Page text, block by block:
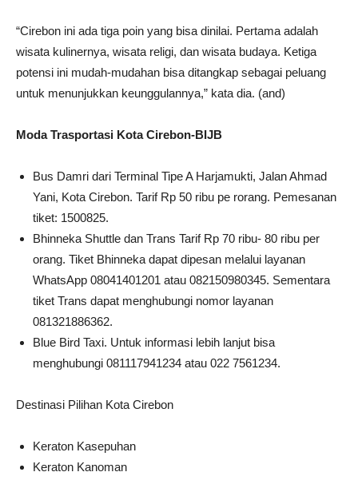
“Cirebon ini ada tiga poin yang bisa dinilai. Pertama adalah
wisata kulinernya, wisata religi, dan wisata budaya. Ketiga
potensi ini mudah-mudahan bisa ditangkap sebagai peluang
untuk menunjukkan keunggulannya,” kata dia. (and)
Moda Trasportasi Kota Cirebon-BIJB
Bus Damri dari Terminal Tipe A Harjamukti, Jalan Ahmad
Yani, Kota Cirebon. Tarif Rp 50 ribu pe rorang. Pemesanan
tiket: 1500825.
Bhinneka Shuttle dan Trans Tarif Rp 70 ribu- 80 ribu per
orang. Tiket Bhinneka dapat dipesan melalui layanan
WhatsApp 08041401201 atau 082150980345. Sementara
tiket Trans dapat menghubungi nomor layanan
081321886362.
Blue Bird Taxi. Untuk informasi lebih lanjut bisa
menghubungi 081117941234 atau 022 7561234.
Destinasi Pilihan Kota Cirebon
Keraton Kasepuhan
Keraton Kanoman